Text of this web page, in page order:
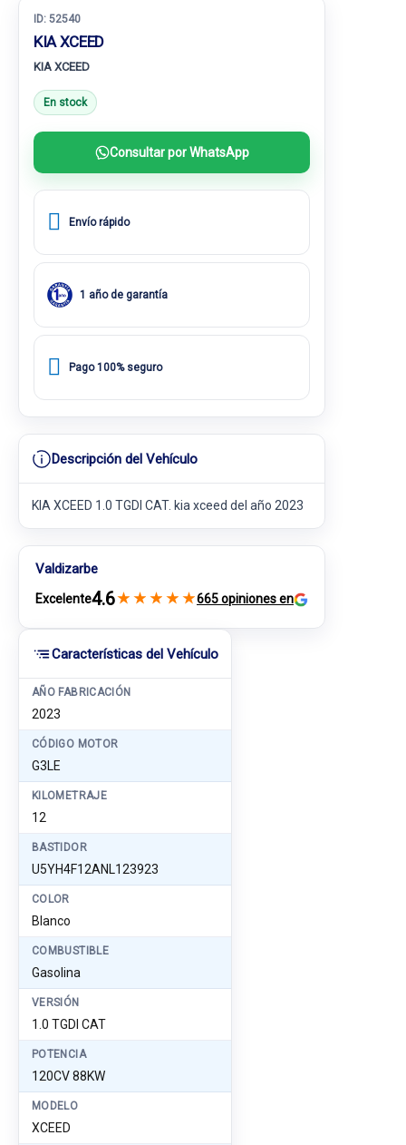
Características del Vehículo
AÑO FABRICACIÓN
2023
CÓDIGO MOTOR
G3LE
KILOMETRAJE
12
BASTIDOR
U5YH4F12ANL123923
COLOR
Blanco
COMBUSTIBLE
Gasolina
VERSIÓN
1.0 TGDI CAT
POTENCIA
120CV 88KW
MODELO
XCEED
ID: 52540
KIA XCEED
KIA XCEED
En stock
Consultar por WhatsApp
Envío rápido
1 año de garantía
Pago 100% seguro
Descripción del Vehículo
KIA XCEED 1.0 TGDI CAT. kia xceed del año 2023
Valdizarbe
Excelente4.6★ ★ ★ ★ ★665 opiniones en